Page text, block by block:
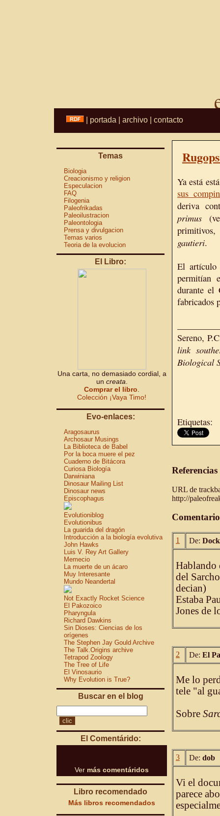
portada archivo contacto
Temas
Biologia
Creacionismo y religion
Especulacion
FAQ
Filogenia
Paleofrikadas
Paleoilustracion
Paleontologia
Prensa y divulgacion
Temas varios
Teoria de la evolucion
El Libro:
Una carta, no demasiado cordial, a
un creata
Comprar el libro
Colección ¡Vaya Timo!
Evo-enlaces:
Aragosaurus
Archosaur Musings
La Biblioteca de Babel
Por la boca muere el pez
Cuaderno de Bitácora
Curiosa Biología
Darwiniana
Dinosaur Mailing List
Dinosaur news
Episcophagus
Evolutioniblog
Evolutionibus
La guarida del dragón
Introducción a la biología evolutiva
John Hawks
Luis V. Rey Art Gallery
Memecio
La muerte de un ácaro
Muy Interesante
Mundo Neandertal
Not Exactly Rocket Science
El Pakozoico
Pharyngula
Richard Dawkins
Sin Dioses: Ciencias de los
orígenes
The Stephen Jay Gould Archive
The Talk.Origins archive
Tetrapod Zoology
The Tree of Life
El Vinosaurio
Why Evolution is True?
Buscar en el blog
El Comentárido:
Ver más comentáridos
Libro recomendado
Más libros recomendados
Ya está
sus
deriva
primus
gautieri.
El artículo
permitían
durante el
fabricados
Sereno,
link
Biological
Etiquetas:
URL de
http://
1 De:
Hablando
del
decian)
Estaba
Jones de
2 De: El
Me lo
tele "al
Sobre
3 De: dob
Vi el
parece